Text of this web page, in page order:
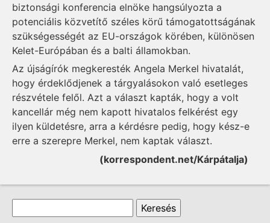
biztonsági konferencia elnöke hangsúlyozta a
potenciális közvetítő széles körű támogatottságának
szükségességét az EU-országok körében, különösen
Kelet-Európában és a balti államokban.
Az újságírók megkeresték Angela Merkel hivatalát,
hogy érdeklődjenek a tárgyalásokon való esetleges
részvétele felől. Azt a választ kapták, hogy a volt
kancellár még nem kapott hivatalos felkérést egy
ilyen küldetésre, arra a kérdésre pedig, hogy kész-e
erre a szerepre Merkel, nem kaptak választ.
(korrespondent.net/Kárpátalja)
Keresés űrlap